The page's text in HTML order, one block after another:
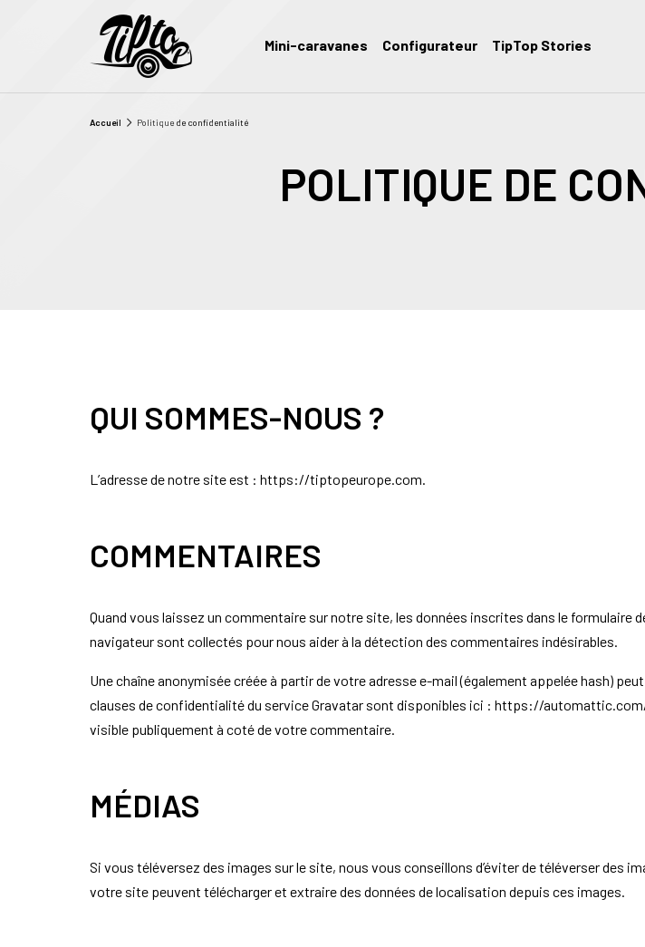
Mini-caravanes Configurateur TipTop Stories
Accueil Politique de confidentialité
POLITIQUE DE
QUI SOMMES-NOUS ?
L’adresse de notre site est : https://tiptopeurope.com.
COMMENTAIRES
Quand vous laissez un commentaire sur notre site, les données inscrites dans le
navigateur sont collectés pour nous aider à la détection des commentaires indésirables.
Une chaîne anonymisée créée à partir de votre adresse e-mail (également appelée hash)
clauses de confidentialité du service Gravatar sont disponibles ici : https://
visible publiquement à coté de votre commentaire.
MÉDIAS
Si vous téléversez des images sur le site, nous vous conseillons d’éviter de téléverser des
votre site peuvent télécharger et extraire des données de localisation depuis ces images.